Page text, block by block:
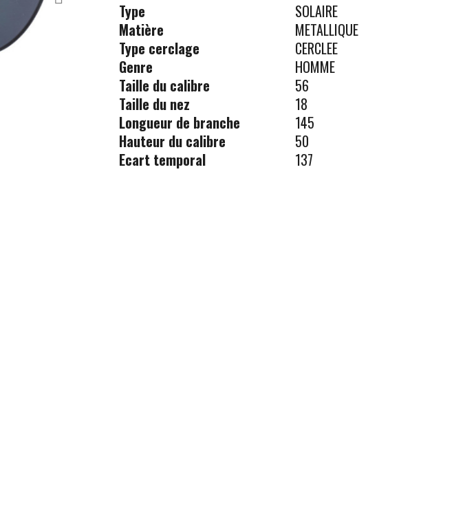
Type
SOLAIRE
Matière
METALLIQUE
Type cerclage
CERCLEE
Genre
HOMME
Taille du calibre
56
Taille du nez
18
Longueur de branche
145
Hauteur du calibre
50
Ecart temporal
137